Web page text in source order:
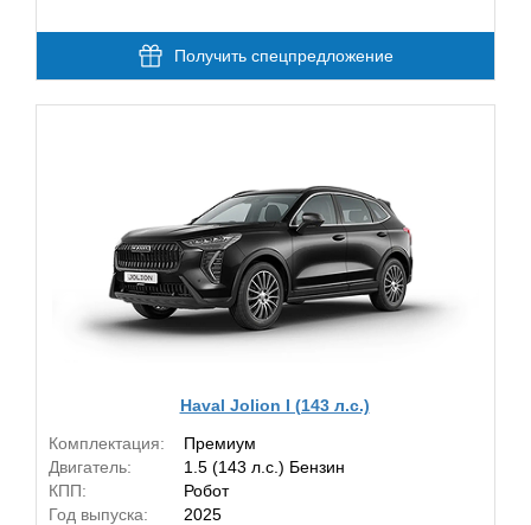
Получить спецпредложение
Haval Jolion I (143 л.с.)
Комплектация:
Премиум
Двигатель:
1.5 (143 л.с.) Бензин
КПП:
Робот
Год выпуска:
2025